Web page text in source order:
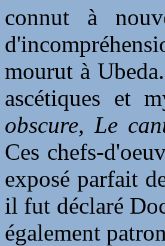
connut à
mourut à
ascétiques et
obscure, Le
Ces chefs-
exposé parfait
il fut déclaré
également